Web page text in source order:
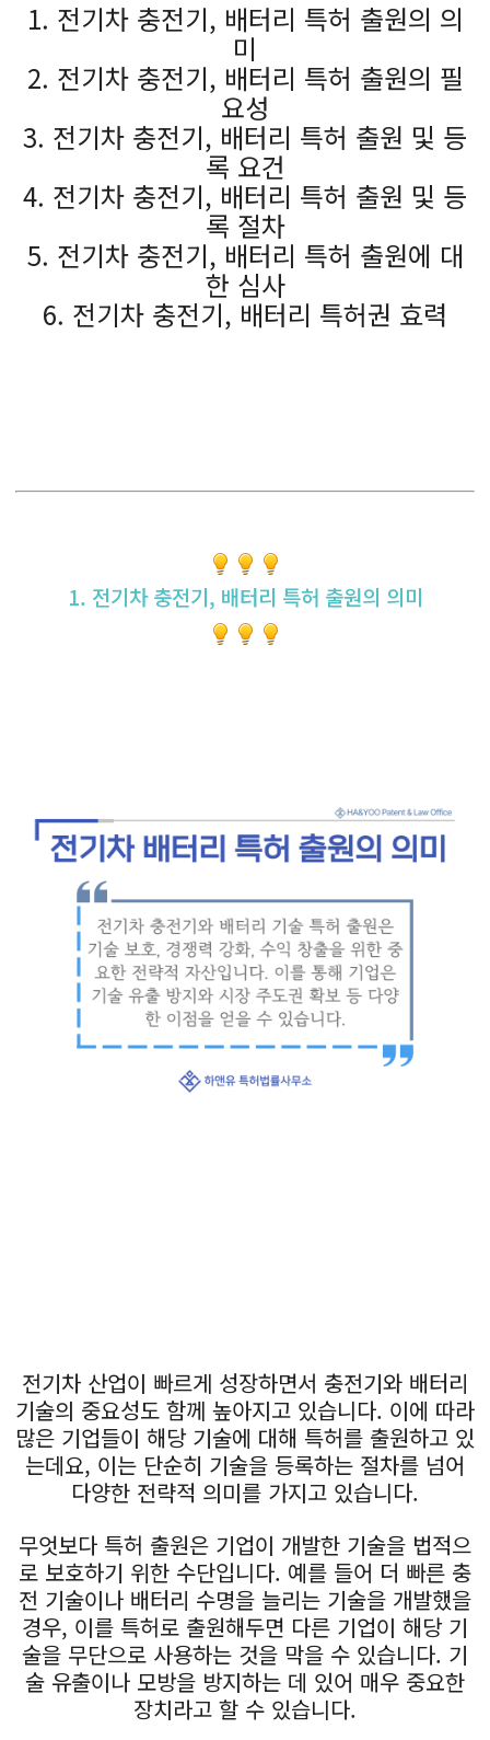
1. 전기차 충전기, 배터리 특허 출원의 의
미
2. 전기차 충전기, 배터리 특허 출원의 필
요성
3. 전기차 충전기, 배터리 특허 출원 및 등
록 요건
4. 전기차 충전기, 배터리 특허 출원 및 등
록 절차
5. 전기차 충전기, 배터리 특허 출원에 대
한 심사
6. 전기차 충전기, 배터리 특허권 효력
1. 전기차 충전기, 배터리 특허 출원의 의미
전기차 산업이 빠르게 성장하면서 충전기와 배터리
기술의 중요성도 함께 높아지고 있습니다. 이에 따라
많은 기업들이 해당 기술에 대해 특허를 출원하고 있
는데요, 이는 단순히 기술을 등록하는 절차를 넘어
다양한 전략적 의미를 가지고 있습니다.
무엇보다 특허 출원은 기업이 개발한 기술을 법적으
로 보호하기 위한 수단입니다. 예를 들어 더 빠른 충
전 기술이나 배터리 수명을 늘리는 기술을 개발했을
경우, 이를 특허로 출원해두면 다른 기업이 해당 기
술을 무단으로 사용하는 것을 막을 수 있습니다. 기
술 유출이나 모방을 방지하는 데 있어 매우 중요한
장치라고 할 수 있습니다.